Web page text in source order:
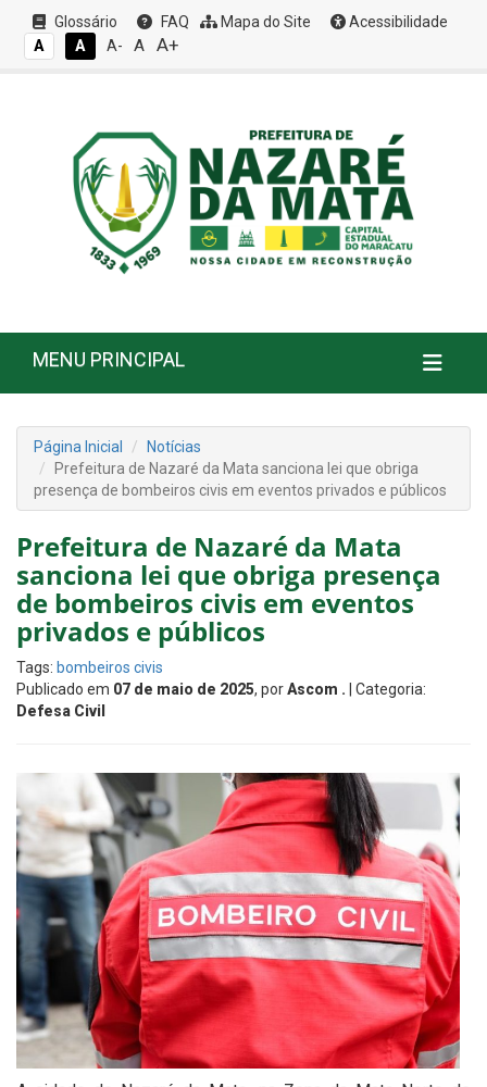
Glossário FAQ Mapa do Site
Acessibilidade
A
A A- A A+
MENU PRINCIPAL
Página Inicial
Notícias
Prefeitura de Nazaré da Mata sanciona lei que obriga
presença de bombeiros civis em eventos privados e públicos
Prefeitura de Nazaré da Mata
sanciona lei que obriga presença
de bombeiros civis em eventos
privados e públicos
Tags: bombeiros civis
Publicado em 07 de maio de 2025, porAscom . | Categoria:
Defesa Civil